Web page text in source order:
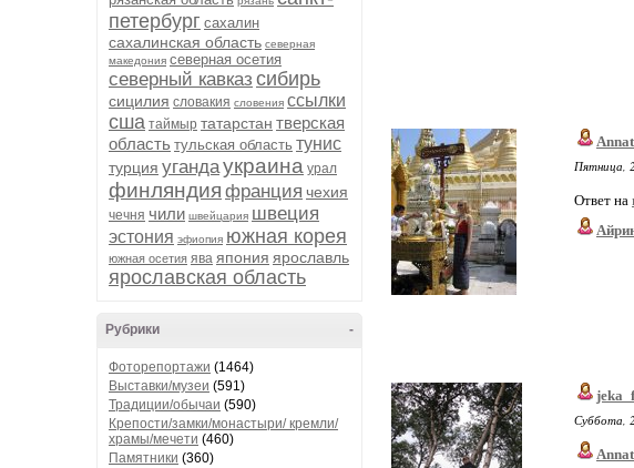
петербург сахалин
сахалинская область северная
македония северная осетия
северный кавказ сибирь
сицилия словакия словения ссылки
сша таймыр татарстан тверская
область тульская область тунис
турция угандаукраина урал
финляндия франция чехия
чечня чили швейцария швеция
эстония эфиопия южная корея
южная осетия ява япония ярославль
ярославская область
-
Рубрики
Фоторепортажи (1464)
Выставки/музеи (591)
Традиции/обычаи (590)
Крепости/замки/монастыри/ кремли/
храмы/мечети (460)
Памятники (360)
Пятница,
Ответ на
Суббота,